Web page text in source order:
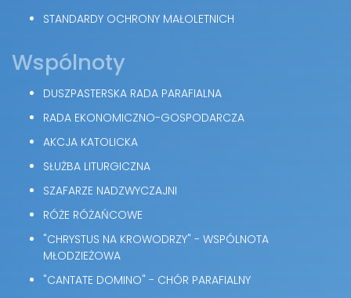
STANDARDY OCHRONY MAŁOLETNICH
Wspólnoty
DUSZPASTERSKA RADA PARAFIALNA
RADA EKONOMICZNO-GOSPODARCZA
AKCJA KATOLICKA
SŁUŻBA LITURGICZNA
SZAFARZE NADZWYCZAJNI
RÓŻE RÓŻAŃCOWE
"CHRYSTUS NA KROWODRZY" - WSPÓLNOTA
MŁODZIEŻOWA
"CANTATE DOMINO" - CHÓR PARAFIALNY